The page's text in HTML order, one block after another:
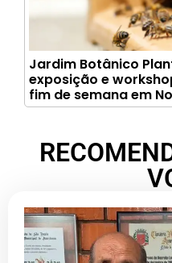
Jardim Botânico
exposição e
fim de semana em